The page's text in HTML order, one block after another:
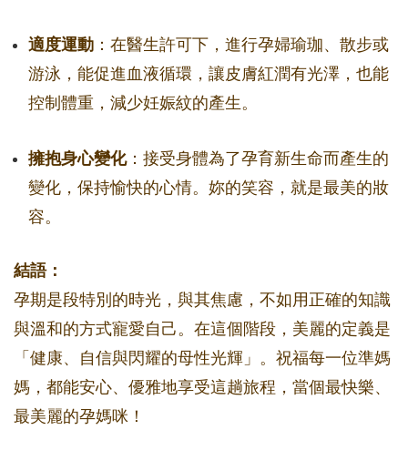
適度運動 ：在醫生許可下，進行孕婦瑜珈、散步或
游泳，能促進血液循環，讓皮膚紅潤有光澤，也能
控制體重，減少妊娠紋的產生。
擁抱身心變化：接受身體為了孕育新生命而產生的
變化，保持愉快的心情。妳的笑容，就是最美的妝
容。
結語：
孕期是段特別的時光，與其焦慮，不如用正確的知識
與溫和的方式寵愛自己。在這個階段，美麗的定義是
「健康、自信與閃耀的母性光輝」。祝福每一位準媽
媽，都能安心、優雅地享受這趟旅程，當個最快樂、
最美麗的孕媽咪！